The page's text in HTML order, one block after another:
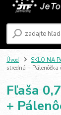
Úvod SKLO NA
stredná + Pálenôčka
Fľaša
+